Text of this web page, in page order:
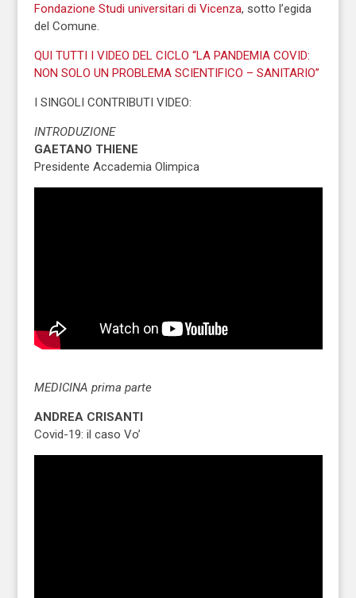
Fondazione Studi universitari di Vicenza, sotto l’egida
del Comune.
QUI TUTTI I VIDEO DEL CICLO “LA PANDEMIA COVID:
NON SOLO UN PROBLEMA SCIENTIFICO – SANITARIO”
I SINGOLI CONTRIBUTI VIDEO:
INTRODUZIONE
GAETANO THIENE
Presidente Accademia Olimpica
MEDICINA prima parte
ANDREA CRISANTI
Covid-19: il caso Vo’